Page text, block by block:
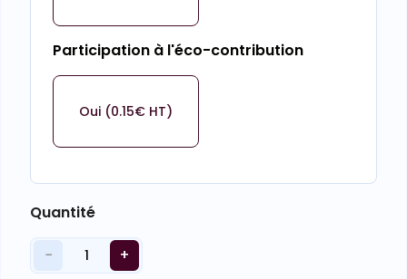
Participation à l'éco-contribution
Oui (0.15€ HT)
Quantité
− 1 +